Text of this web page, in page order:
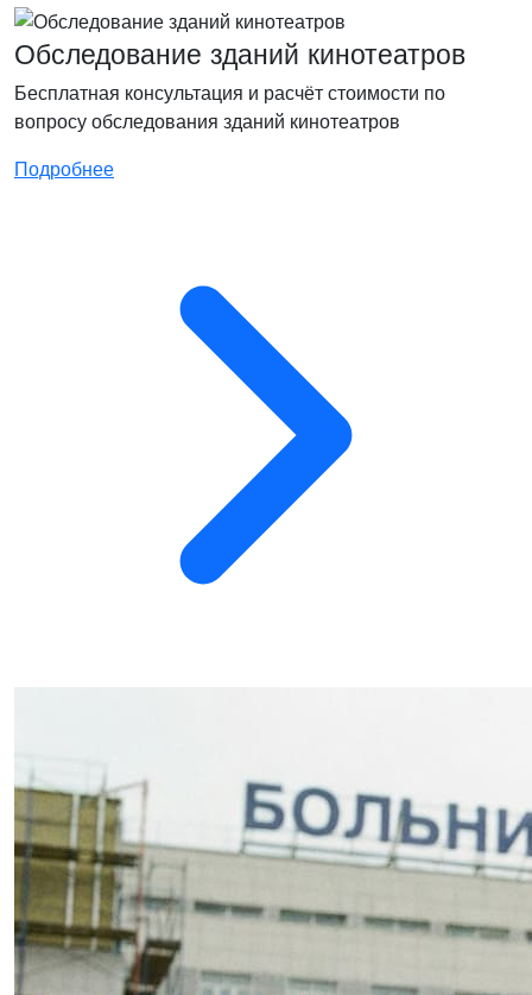
Обследование зданий кинотеатров
Бесплатная консультация и расчёт стоимости по
вопросу обследования зданий кинотеатров
Подробнее